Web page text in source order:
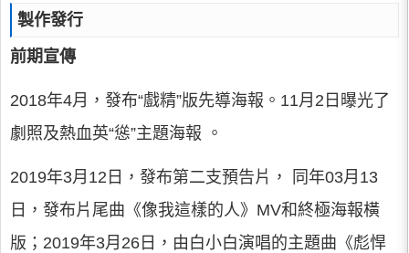
製作發行
前期宣傳
2018年4月，發布“戲精”版先導海報。11月2日曝光了
劇照及熱血英“慫”主題海報 。
2019年3月12日，發布第二支預告片， 同年03月13
日，發布片尾曲《像我這樣的人》MV和終極海報橫
版；2019年3月26日，由白小白演唱的主題曲《彪悍